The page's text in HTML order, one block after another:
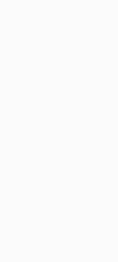
сушіння,